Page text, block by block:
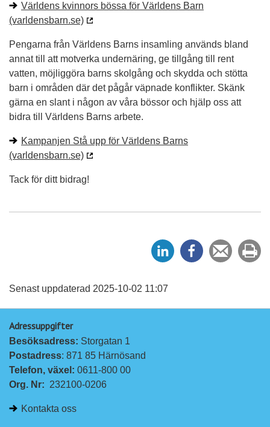
Världens kvinnors bössa för Världens Barn
(varldensbarn.se)
Pengarna från Världens Barns insamling används bland
annat till att motverka undernäring, ge tillgång till rent
vatten, möjliggöra barns skolgång och skydda och stötta
barn i områden där det pågår väpnade konflikter. Skänk
gärna en slant i någon av våra bössor och hjälp oss att
bidra till Världens Barns arbete.
Kampanjen Stå upp för Världens Barns
(varldensbarn.se)
Tack för ditt bidrag!
e
e
Tipsa
en
ut
Senast uppdaterad 2025-10-02 11:07
Adressuppgifter
Besöksadress: Storgatan 1
Postadress: 871 85 Härnösand
Telefon, växel: 0611-800 00
Org. Nr: 232100-0206
Kontakta oss